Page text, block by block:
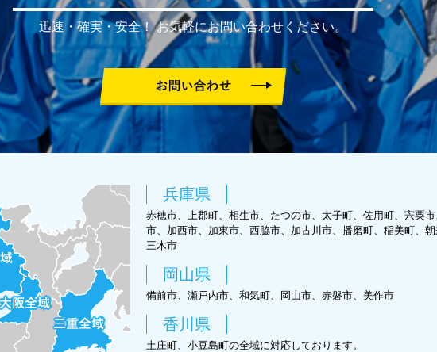
迅速・確実・安全！お気軽にお問い合わせください。
兵庫県
赤穂市、上郡町、相生市、たつの市、太子町、佐用町、宍粟
市、加西市、加東市、西脇市、加古川市、播磨町、稲美町、
三木市
岡山県
備前市、瀬戸内市、和気町、岡山市、赤磐市、美作市
香川県
土庄町、小豆島町の全域に対応しております。